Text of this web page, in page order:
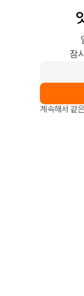
잠
계속해서 같